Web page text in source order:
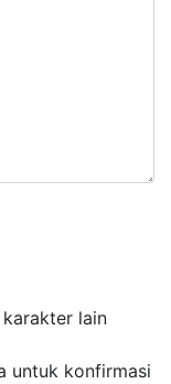
karakter lain
untuk konfirmasi